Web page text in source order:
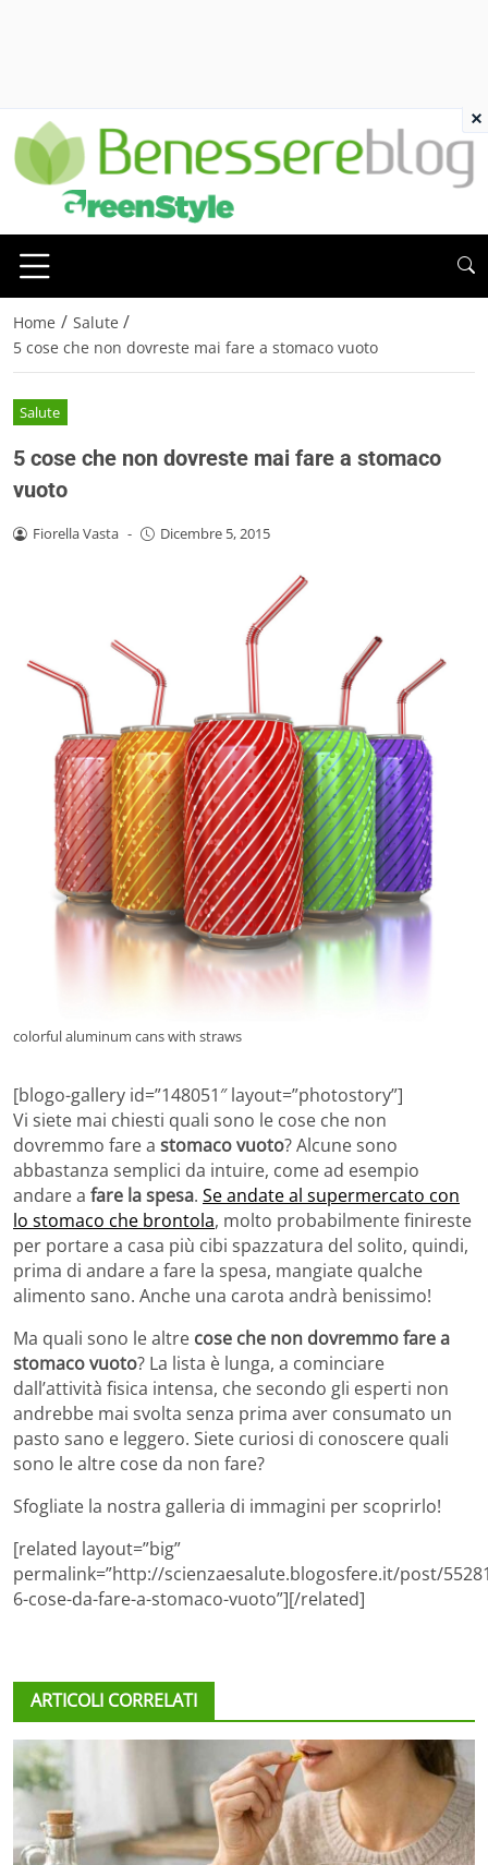
Home / Salute /
5 cose che non dovreste mai fare a stomaco vuoto
Salute
5 cose che non dovreste mai fare a stomaco
vuoto
Fiorella Vasta - Dicembre 5, 2015
colorful aluminum cans with straws
[blogo-gallery id=”148051″ layout=”photostory”]
Vi siete mai chiesti quali sono le cose che non
dovremmo fare a stomaco vuoto? Alcune sono
abbastanza semplici da intuire, come ad esempio
andare a fare la spesa. Se andate al supermercato con
lo stomaco che brontola, molto probabilmente finireste
per portare a casa più cibi spazzatura del solito, quindi,
prima di andare a fare la spesa, mangiate qualche
alimento sano. Anche una carota andrà benissimo!
Ma quali sono le altre cose che non dovremmo fare a
stomaco vuoto? La lista è lunga, a cominciare
dall’attività fisica intensa, che secondo gli esperti non
andrebbe mai svolta senza prima aver consumato un
pasto sano e leggero. Siete curiosi di conoscere quali
sono le altre cose da non fare?
Sfogliate la nostra galleria di immagini per scoprirlo!
[related layout=”big”
permalink=”http://scienzaesalute.blogosfere.it/post/
6-cose-da-fare-a-stomaco-vuoto”][/related]
ARTICOLI CORRELATI
×